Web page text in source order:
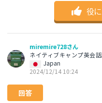
役
miremire728さん
ネイティブキャンプ英会
Japan
2024/12/14 10:24
回答